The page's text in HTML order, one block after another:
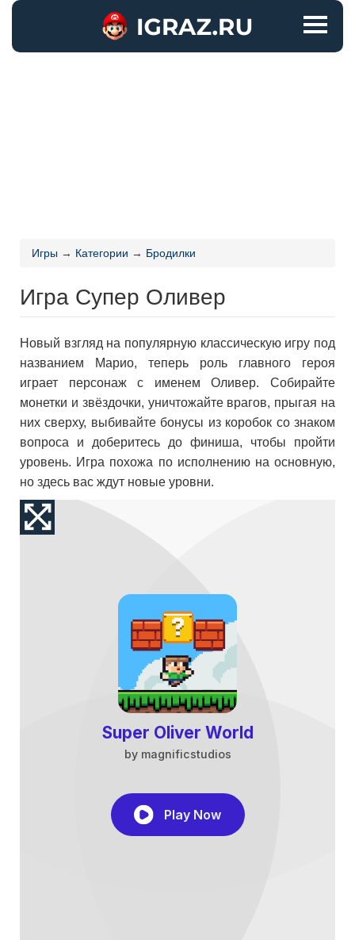
Игры → Категории → Бродилки
Игра Супер Оливер
Новый взгляд на популярную классическую игру под
названием Марио, теперь роль главного героя
играет персонаж с именем Оливер. Собирайте
монетки и звёздочки, уничтожайте врагов, прыгая на
них сверху, выбивайте бонусы из коробок со знаком
вопроса и доберитесь до финиша, чтобы пройти
уровень. Игра похожа по исполнению на основную,
но здесь вас ждут новые уровни.